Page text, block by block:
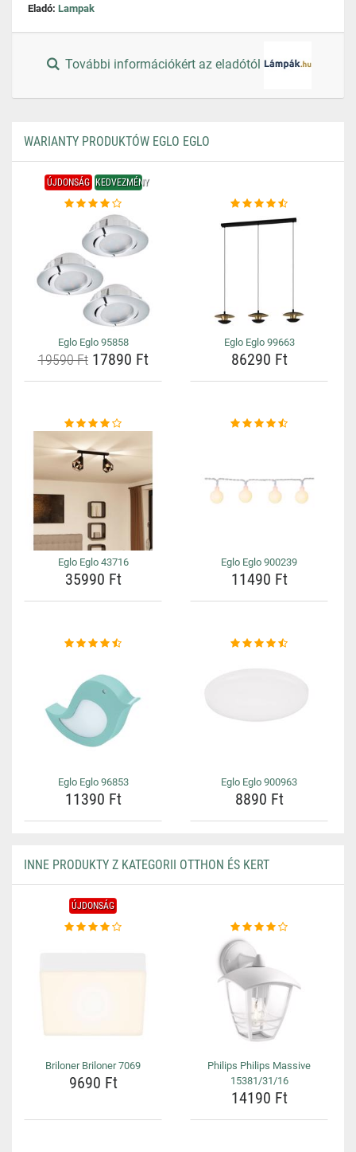
Eladó: Lampak
További információkért az eladótól
WARIANTY PRODUKTÓW EGLO EGLO
ÚJDONSÁG KEDVEZMÉNY
Eglo Eglo 95858
19590 Ft17890 Ft
Eglo Eglo 99663
86290 Ft
Eglo Eglo 43716
35990 Ft
Eglo Eglo 900239
11490 Ft
Eglo Eglo 96853
11390 Ft
Eglo Eglo 900963
8890 Ft
INNE PRODUKTY Z KATEGORII OTTHON ÉS KERT
ÚJDONSÁG
Briloner Briloner 7069
9690 Ft
Philips Philips Massive
15381/31/16
14190 Ft